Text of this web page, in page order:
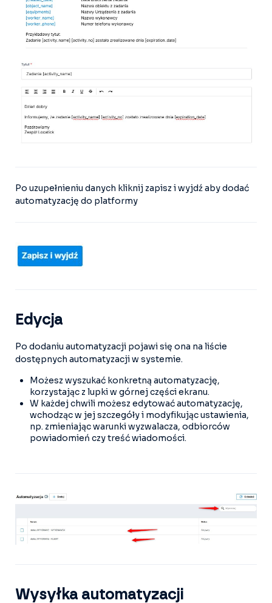
Po uzupełnieniu danych kliknij zapisz i wyjdź aby dodać
automatyzację do platformy
Edycja
Po dodaniu automatyzacji pojawi się ona na liście
dostępnych automatyzacji w systemie.
Możesz wyszukać konkretną automatyzację,
korzystając z lupki w górnej części ekranu.
W każdej chwili możesz edytować automatyzację,
wchodząc w jej szczegóły i modyfikując ustawienia,
np. zmieniając warunki wyzwalacza, odbiorców
powiadomień czy treść wiadomości.
Wysyłka automatyzacji